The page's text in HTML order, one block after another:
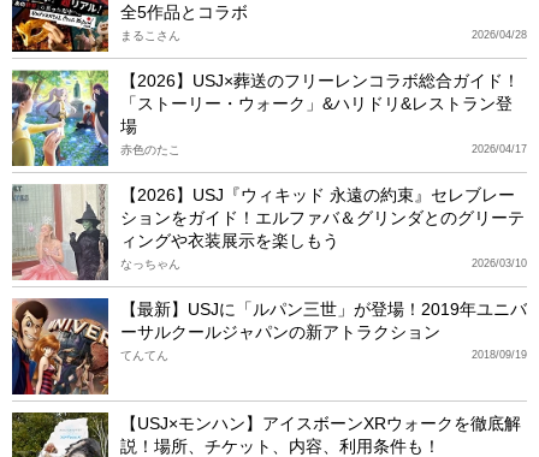
全5作品とコラボ
2026/04/28
まるこさん
【2026】USJ×葬送のフリーレンコラボ総合ガイド！
「ストーリー・ウォーク」&ハリドリ&レストラン登
場
2026/04/17
赤色のたこ
【2026】USJ『ウィキッド 永遠の約束』セレブレー
ションをガイド！エルファバ＆グリンダとのグリーテ
ィングや衣装展示を楽しもう
2026/03/10
なっちゃん
【最新】USJに「ルパン三世」が登場！2019年ユニバ
ーサルクールジャパンの新アトラクション
2018/09/19
てんてん
【USJ×モンハン】アイスボーンXRウォークを徹底解
説！場所、チケット、内容、利用条件も！